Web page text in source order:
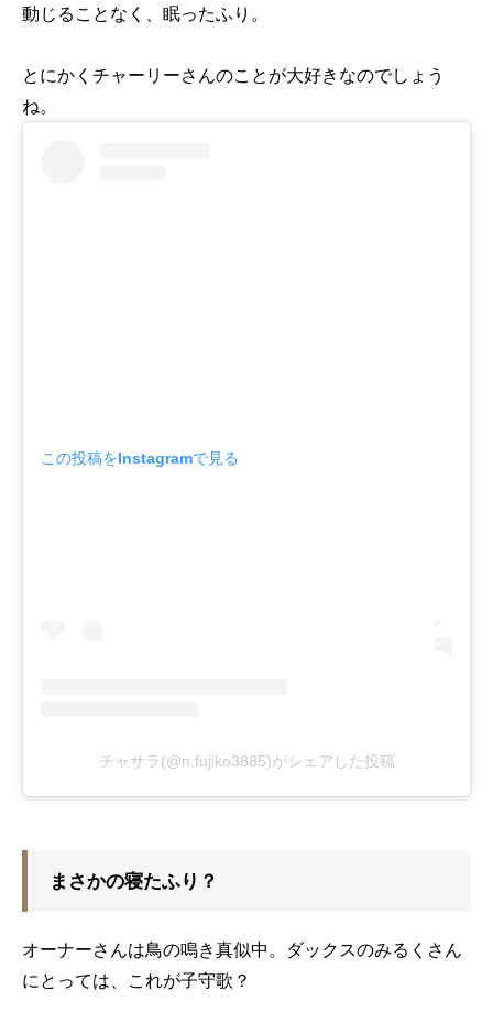
動じることなく、眠ったふり。
とにかくチャーリーさんのことが大好きなのでしょう
ね。
この投稿をInstagramで見る
チャサラ(@n.fujiko3885)がシェアした投稿
まさかの寝たふり？
オーナーさんは鳥の鳴き真似中。ダックスのみるくさん
にとっては、これが子守歌？